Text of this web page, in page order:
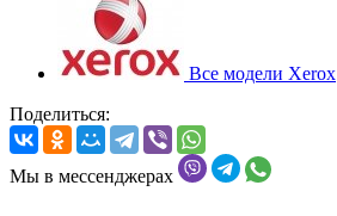
Все модели Xerox
Поделиться:
Мы в мессенджерах